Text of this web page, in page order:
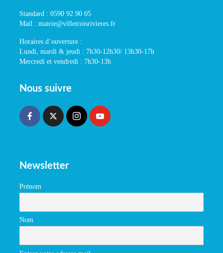
Standard : 0590 92 90 05
Mail : mairie@villetroisrivieres.fr
Horaires d’ouverture :
Lundi, mardi & jeudi : 7h30-12h30/ 13h30-17h
Mercredi et vendredi : 7h30-13h
Nous suivre
Newsletter
Prénom
Nom